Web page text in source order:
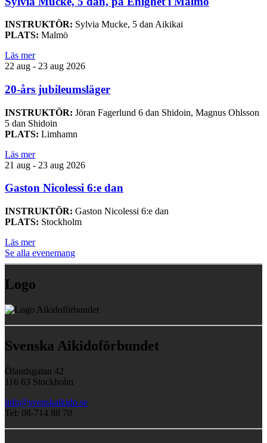
INSTRUKTÖR: Sylvia Mucke, 5 dan Aikikai
PLATS: Malmö
Läs mer
22 aug - 23 aug 2026
20-års jubileumsläger
INSTRUKTÖR: Jöran Fagerlund 6 dan Shidoin, Magnus Ohlsson
5 dan Shidoin
PLATS: Limhamn
Läs mer
21 aug - 23 aug 2026
Gaston Nicolessi 6:e dan
INSTRUKTÖR: Gaston Nicolessi 6:e dan
PLATS: Stockholm
Läs mer
Se alla evenemang
Logo
Svenska Aikidoförbundet
Ölandsgatan 42
116 63 Stockholm
info@svenskaikido.se
Tel: 08-714 88 70